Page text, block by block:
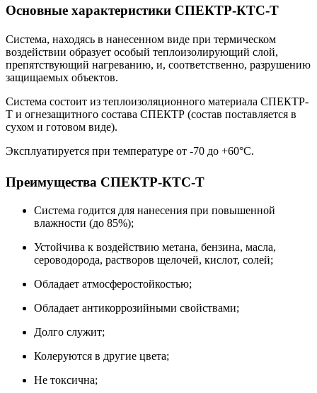
Основные характеристики СПЕКТР-КТС-Т
Система, находясь в нанесенном виде при термическом
воздействии образует особый теплоизолирующий слой,
препятствующий нагреванию, и, соответственно, разрушению
защищаемых объектов.
Система состоит из теплоизоляционного материала СПЕКТР-
Т и огнезащитного состава СПЕКТР (состав поставляется в
сухом и готовом виде).
Эксплуатируется при температуре от -70 до +60°С.
Преимущества СПЕКТР-КТС-Т
Система годится для нанесения при повышенной
влажности (до 85%);
Устойчива к воздействию метана, бензина, масла,
сероводорода, растворов щелочей, кислот, солей;
Обладает атмосферостойкостью;
Обладает антикоррозийными свойствами;
Долго служит;
Колеруются в другие цвета;
Не токсична;